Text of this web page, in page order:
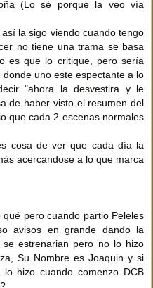
(Lo sé porque la veo vía
la sigo viendo cuando tengo
no tiene una trama se basa
es que lo critique, pero sería
uno este espectante a lo
"ahora la desvestira y le
de haber visto el resumen del
que cada 2 escenas normales
cosa de ver que cada día la
acercandose a lo que marca
pero cuando partio Peleles
avisos en grande dando la
estrenarian pero no lo hizo
Su Nombre es Joaquin y si
hizo cuando comenzo DCB